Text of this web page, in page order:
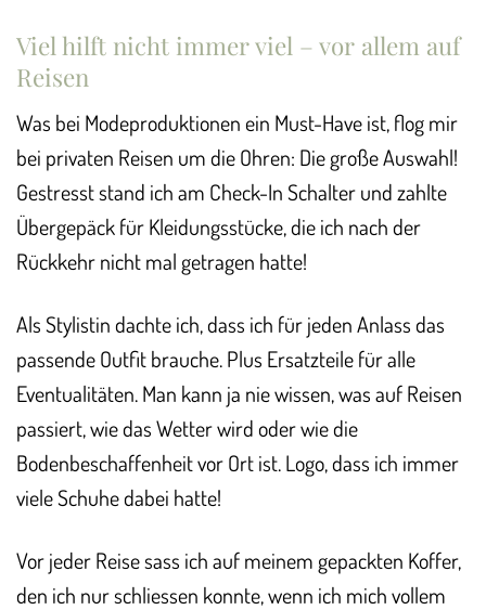
Viel hilft nicht immer viel – vor allem auf
Reisen
Was bei Modeproduktionen ein Must-Have ist, flog mir
bei privaten Reisen um die Ohren: Die große Auswahl!
Gestresst stand ich am Check-In Schalter und zahlte
Übergepäck für Kleidungsstücke, die ich nach der
Rückkehr nicht mal getragen hatte!
Als Stylistin dachte ich, dass ich für jeden Anlass das
passende Outfit brauche. Plus Ersatzteile für alle
Eventualitäten. Man kann ja nie wissen, was auf Reisen
passiert, wie das Wetter wird oder wie die
Bodenbeschaffenheit vor Ort ist. Logo, dass ich immer
viele Schuhe dabei hatte!
Vor jeder Reise sass ich auf meinem gepackten Koffer,
den ich nur schliessen konnte, wenn ich mich vollem